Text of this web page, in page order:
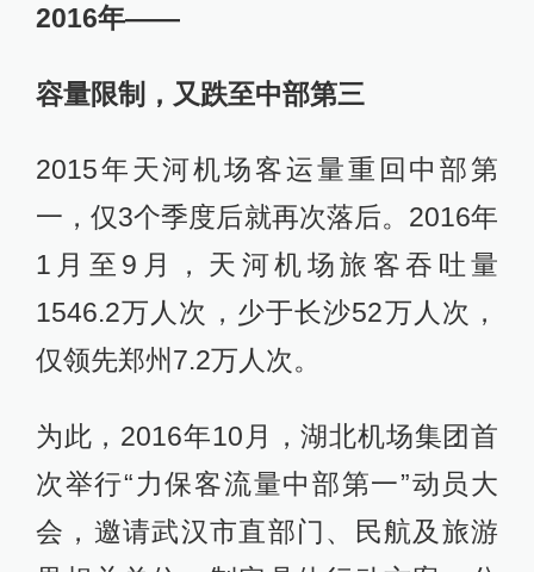
2016年——
容量限制，又跌至中部第三
2015年天河机场客运量重回中部第
一，仅3个季度后就再次落后。2016年
1月至9月，天河机场旅客吞吐量
1546.2万人次，少于长沙52万人次，
仅领先郑州7.2万人次。
为此，2016年10月，湖北机场集团首
次举行“力保客流量中部第一”动员大
会，邀请武汉市直部门、民航及旅游